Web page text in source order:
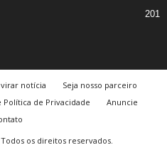
201
virar notícia
Seja nosso parceiro
Política de Privacidade
Anuncie
os direitos reservados.